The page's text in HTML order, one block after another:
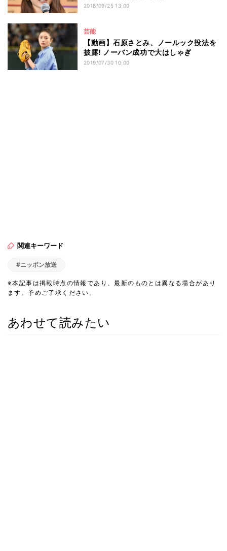
2018/09/25 13:00
芸能
【動画】石原さとみ、ノールック投法を
披露! ノーバン成功で大はしゃぎ
2019/07/30 10:00
関連キーワード
#ニッポン放送
※本記事は掲載時点の情報であり、最新のものとは異なる場合があり
ます。予めご了承ください。
あわせて読みたい